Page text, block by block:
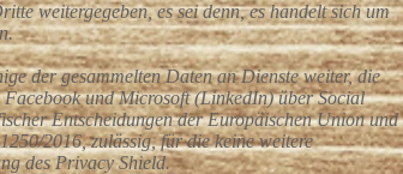
weitergegeben, es sei denn, es handelt sich um
der gesammelten Daten an Dienste weiter, die
und Microsoft (LinkedIn) über Social
Entscheidungen der Europäischen Union und
2016, zulässig, für die keine weitere
des Privacy Shield.